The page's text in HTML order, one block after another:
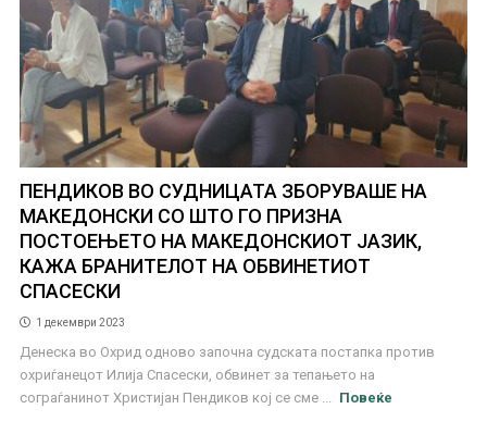
ПЕНДИКОВ ВО СУДНИЦАТА ЗБОРУВАШЕ НА
МАКЕДОНСКИ СО ШТО ГО ПРИЗНА
ПОСТОЕЊЕТО НА МАКЕДОНСКИОТ ЈАЗИК,
КАЖА БРАНИТЕЛОТ НА ОБВИНЕТИОТ
СПАСЕСКИ
1 декември 2023
Денеска во Охрид одново започна судската постапка против
охриѓанецот Илија Спасески, обвинет за тепањето на
сограѓанинот Христијан Пендиков кој се сме ...
Повеќе